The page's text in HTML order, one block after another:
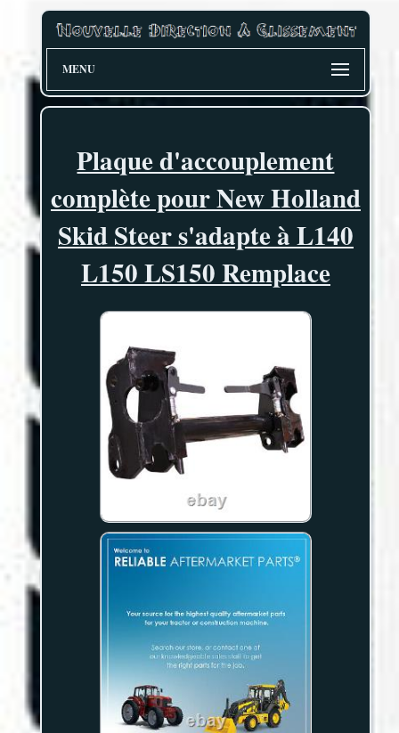
MENU
Plaque d'accouplement
complète pour New Holland
Skid Steer s'adapte à L140
L150 LS150 Remplace